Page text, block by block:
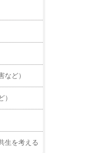
など）
）
生を考える